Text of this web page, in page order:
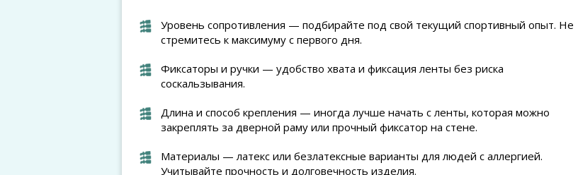
Уровень сопротивления — подбирайте под свой текущий спортивный опыт. Не
стремитесь к максимуму с первого дня.
Фиксаторы и ручки — удобство хвата и фиксация ленты без риска
соскальзывания.
Длина и способ крепления — иногда лучше начать с ленты, которая можно
закреплять за дверной раму или прочный фиксатор на стене.
Материалы — латекс или безлатексные варианты для людей с аллергией.
Учитывайте прочность и долговечность изделия.